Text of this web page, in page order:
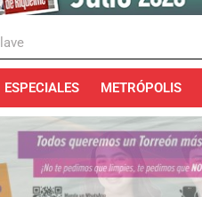
ESPECIALES METRÓPOLIS